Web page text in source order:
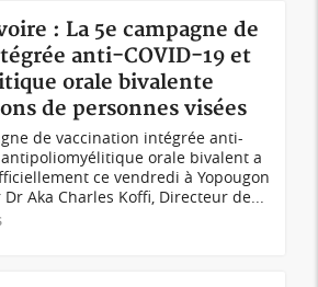
: La 5e campagne de
anti-COVID-19 et
orale bivalente
de personnes visées
de vaccination intégrée anti-
antipoliomyélitique orale bivalent a
ce vendredi à Yopougon
Aka Charles Koffi, Directeur de...